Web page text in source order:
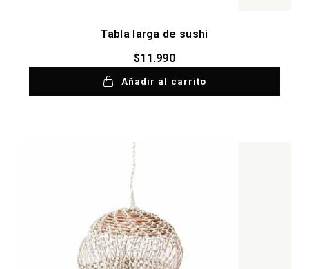
Tabla larga de sushi
$11.990
Añadir al carrito